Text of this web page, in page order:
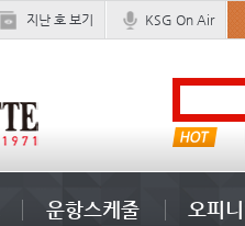
지난 호 보기 KSG On Air
미중
운항스케줄 오피